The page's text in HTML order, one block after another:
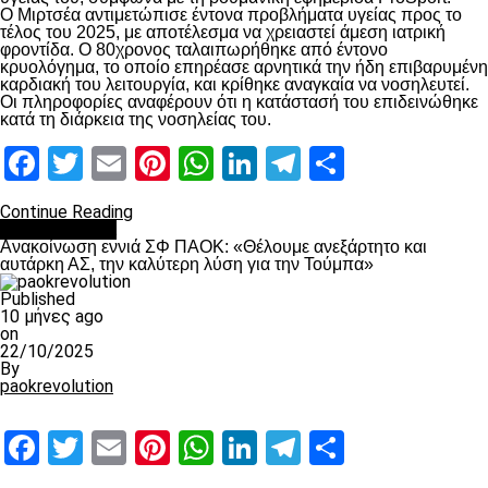
Ο Μιρτσέα αντιμετώπισε έντονα προβλήματα υγείας προς το
τέλος του 2025, με αποτέλεσμα να χρειαστεί άμεση ιατρική
φροντίδα. Ο 80χρονος ταλαιπωρήθηκε από έντονο
κρυολόγημα, το οποίο επηρέασε αρνητικά την ήδη επιβαρυμένη
καρδιακή του λειτουργία, και κρίθηκε αναγκαία να νοσηλευτεί.
Οι πληροφορίες αναφέρουν ότι η κατάστασή του επιδεινώθηκε
κατά τη διάρκεια της νοσηλείας του.
Facebook
Twitter
EmailPinterest
WhatsApp
LinkedIn
Telegram
Continue Reading
Ανακοίνωση εννιά ΣΦ ΠΑΟΚ: «Θέλουμε ανεξάρτητο και
αυτάρκη ΑΣ, την καλύτερη λύση για την Τούμπα»
Published
10 μήνες ago
on
22/10/2025
By
paokrevolution
Facebook
Twitter
EmailPinterest
WhatsApp
LinkedIn
Telegram